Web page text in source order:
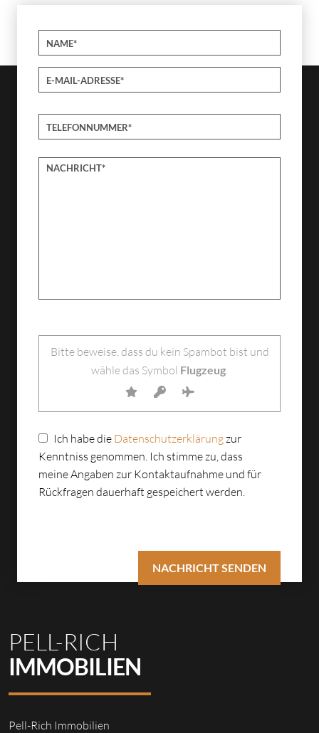
Bitte beweise, dass du kein Spambot bist und
wähle das Symbol Flugzeug.
Ich habe die Datenschutzerklärungzur
Kenntniss genommen. Ich stimme zu, dass
meine Angaben zur Kontaktaufnahme und für
Rückfragen dauerhaft gespeichert werden.
PELL-RICH
IMMOBILIEN
Pell-Rich Immobilien